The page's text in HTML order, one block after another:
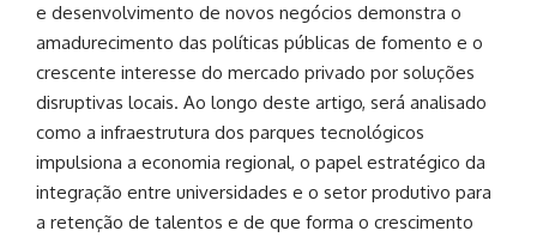
e desenvolvimento de novos negócios demonstra o
amadurecimento das políticas públicas de fomento e o
crescente interesse do mercado privado por soluções
disruptivas locais. Ao longo deste artigo, será analisado
como a infraestrutura dos parques tecnológicos
impulsiona a economia regional, o papel estratégico da
integração entre universidades e o setor produtivo para
a retenção de talentos e de que forma o crescimento